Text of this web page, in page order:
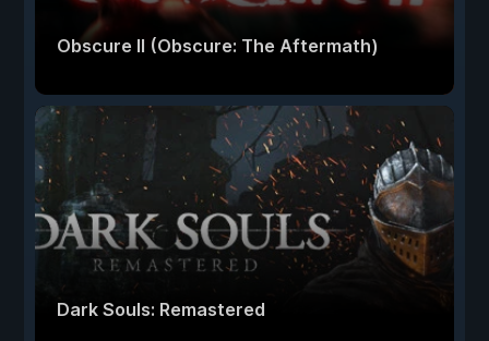
Obscure II (Obscure: The Aftermath)
Dark Souls: Remastered